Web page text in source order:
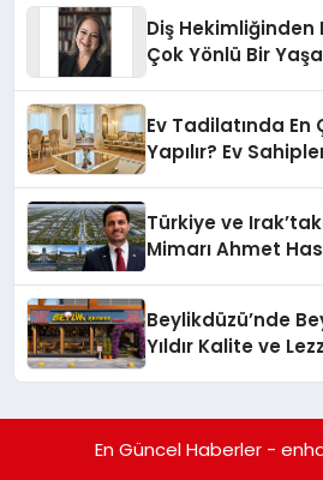
Diş
Çok Yönlü Bir
Ev Tadilatında
Yapılır? Ev
Türkiye ve
Mimarı Ahmet
Hayata Geçirecek
Beylikdüzü’nde
Yıldır Kalite ve
En Güncel Haberler -